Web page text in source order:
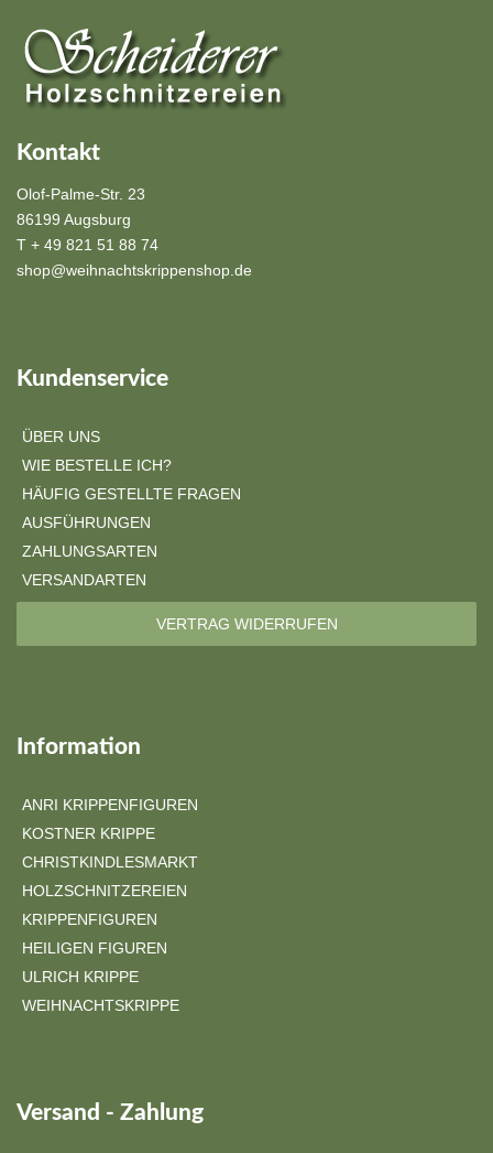
Kontakt
Olof-Palme-Str. 23
86199 Augsburg
T + 49 821 51 88 74
shop@weihnachtskrippenshop.de
Kundenservice
ÜBER UNS
WIE BESTELLE ICH?
HÄUFIG GESTELLTE FRAGEN
AUSFÜHRUNGEN
ZAHLUNGSARTEN
VERSANDARTEN
VERTRAG WIDERRUFEN
Information
ANRI KRIPPENFIGUREN
KOSTNER KRIPPE
CHRISTKINDLESMARKT
HOLZSCHNITZEREIEN
KRIPPENFIGUREN
HEILIGEN FIGUREN
ULRICH KRIPPE
WEIHNACHTSKRIPPE
Versand - Zahlung